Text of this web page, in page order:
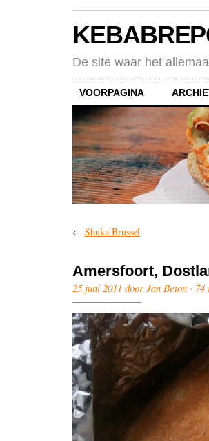
De site waar het
VOORPAGINA
← Shuka Brussel
Amersfoort,
25 juni 2011 door Jan Beton · 74